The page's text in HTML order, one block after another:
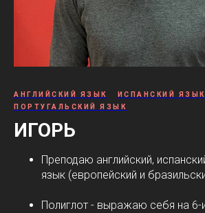
АНГЛИЙСКИЙ ЯЗЫК
ИСПАНСКИЙ ЯЗЫК
ПОРТУГАЛЬСКИЙ ЯЗЫК
ИГОРЬ
Преподаю английский,
язык (европейский и
Полиглот - выражаю себя на 6-